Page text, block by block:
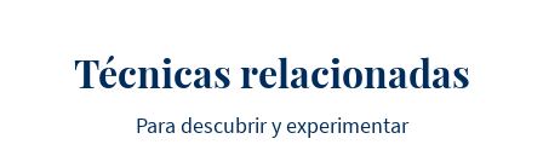
Técnicas relacionadas
Para descubrir y experimentar